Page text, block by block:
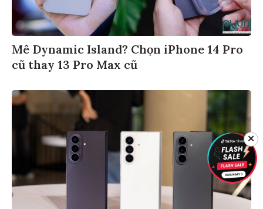
Mê Dynamic Island? Chọn iPhone 14 Pro
cũ thay 13 Pro Max cũ
✕